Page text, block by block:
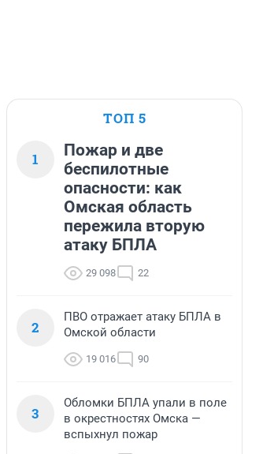
ТОП 5
1
Пожар и две
беспилотные
опасности: как
Омская область
пережила вторую
атаку БПЛА
29 098 22
2
ПВО отражает атаку БПЛА в
Омской области
19 016 90
3
Обломки БПЛА упали в поле
в окрестностях Омска —
вспыхнул пожар